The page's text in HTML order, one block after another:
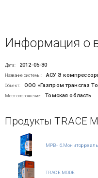
Информация о
Дата: 2012-05-30
Название системы: АСУ Э
Объект: ООО «Газпром трансгаз
Местоположение: Томская область
Продукты TRACE
МРВ+ 6.Монитор
TRACE MODE